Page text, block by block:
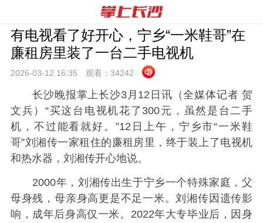
有电视看了好开心，宁乡“一米鞋哥”在
廉租房里装了一台二手电视机
2026-03-12 16:35 观看： 34242
长沙晚报掌上长沙3月12日讯（全媒体记者 贺
文兵）“买这台电视机花了300元，虽然是台二手
机，不过能看就好。”12日上午，宁乡市“一米鞋
哥”刘湘传一家租住的廉租房里，终于装上了电视机
和热水器，刘湘传开心地说。
2000年，刘湘传出生于宁乡一个特殊家庭，父
母身残，母亲身高更是不足一米。刘湘传因遗传影
响，成年后身高仅一米。2022年大专毕业后，因身